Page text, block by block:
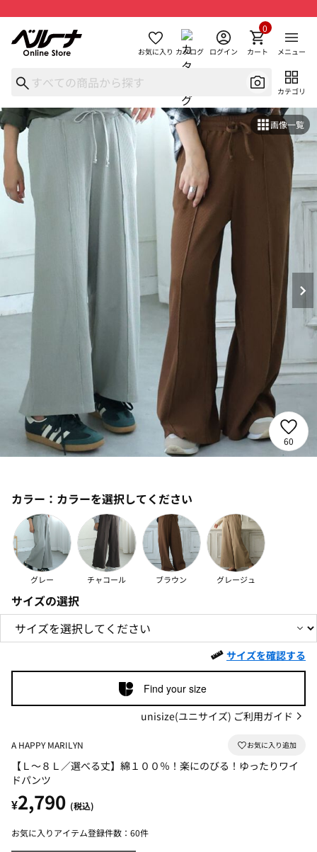
お気に入り カタログ ログイン カート
0
メニュー
カテゴリ
画像一覧
60
カラー： カラーを選択してください
グレー チャコール ブラウン グレージュ
サイズの選択
サイズを確認する
Find your size
unisize(ユニサイズ) ご利用ガイド
A HAPPY MARILYN
【Ｌ～８Ｌ／選べる丈】綿１００％！楽にのびる！ゆったりワイ
ドパンツ
¥2,790 (税込)
お気に入りアイテム登録件数： 60件